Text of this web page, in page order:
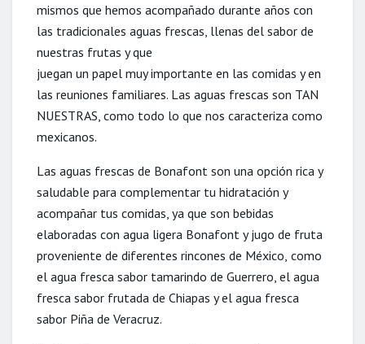
mismos que hemos acompañado durante años con
las tradicionales aguas frescas, llenas del sabor de
nuestras frutas y que
juegan un papel muy importante en las comidas yen
las reuniones familiares. Las aguas frescas son TAN
NUESTRAS, como todo lo que nos caracteriza como
mexicanos.
Las aguas frescas de Bonafont son una opción rica y
saludable para complementar tu hidratación y
acompañar tus comidas, ya que son bebidas
elaboradas con agua ligera Bonafont y jugo de fruta
proveniente de diferentes rincones de México, como
el agua fresca sabor tamarindo de Guerrero, el agua
fresca sabor frutada de Chiapas y el agua fresca
sabor Piña de Veracruz.